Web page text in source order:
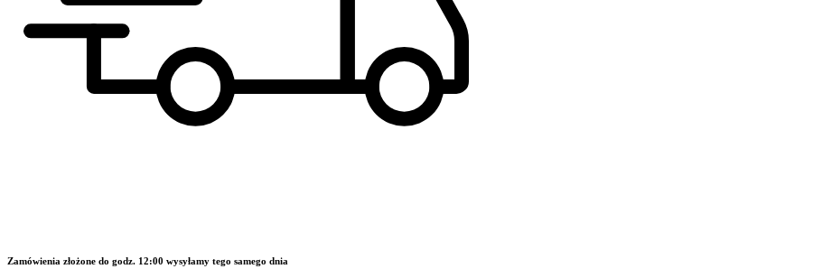
Zamówienia złożone do godz. 12:00 wysyłamy tego samego dnia